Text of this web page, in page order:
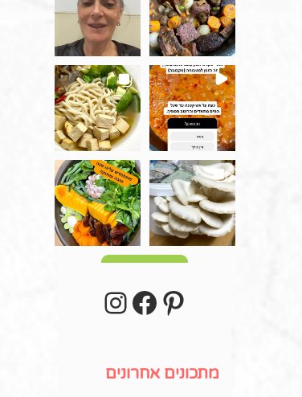
Pinterest
מתכונים אחרונים